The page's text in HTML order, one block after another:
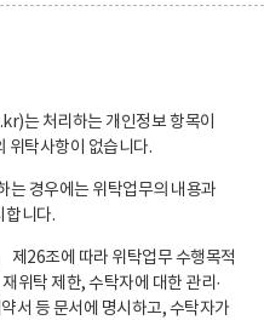
는 처리하는 개인정보 항목이
위탁사항이 없습니다.
는 경우에는 위탁업무의 내용과
합니다.
제26조에 따라 위탁업무 수행목적
위탁 제한, 수탁자에 대한 관리·
서 등 문서에 명시하고, 수탁자가